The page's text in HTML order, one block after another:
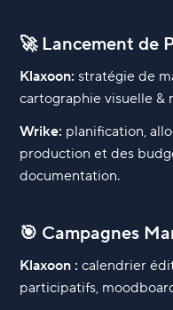
🚀 Lancement de
Klaxoon: stratégie de
cartographie visuelle &
Wrike: planification,
production et des
documentation.
🎯 Campagnes
Klaxoon : calendrier
participatifs,